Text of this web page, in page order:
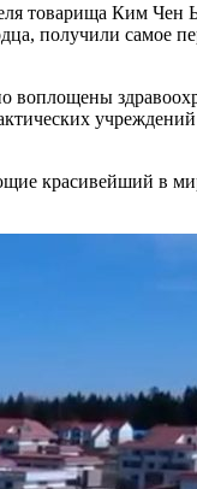
товарища Ким
получили самое
воплощены
красивейший в